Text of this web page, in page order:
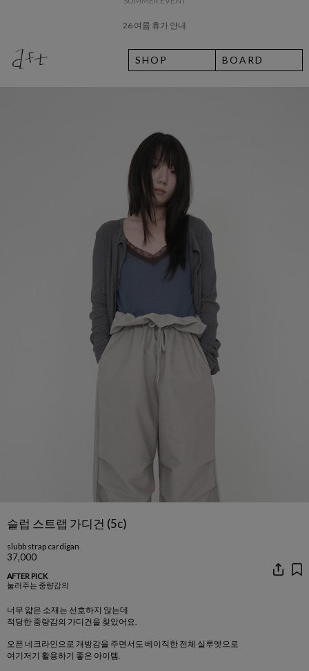
SHOP BOARD
슬럽 스트랩 가디건 (5c)
slubb strap cardigan
37,000
AFTER PICK
눌러주는 중량감의
너무 얇은 소재는 선호하지 않는데
적당한 중량감의 가디건을 찾았어요.
오픈 네크라인으로 개방감을 주면서도 베이직한 전체 실루엣으로
여기저기 활용하기 좋은 아이템.